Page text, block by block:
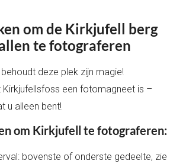
om de Kirkjufell berg
te fotograferen
deze plek zijn magie!
een fotomagneet is –
u alleen bent!
om Kirkjufell te fotograferen:
bovenste of onderste gedeelte, zie